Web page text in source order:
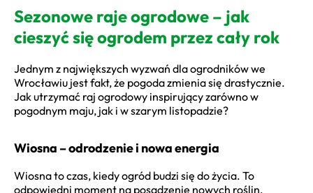
Sezonowe raje ogrodowe – jak
cieszyć się ogrodem przez cały rok
Jednym z największych wyzwań dla ogrodników we
Wrocławiu jest fakt, że pogoda zmienia się drastycznie.
Jak utrzymać raj ogrodowy inspirujący zarówno w
pogodnym maju, jak i w szarym listopadzie?
Wiosna – odrodzenie i nowa energia
Wiosna to czas, kiedy ogród budzi się do życia. To
odpowiedni moment na posadzenie nowych roślin,